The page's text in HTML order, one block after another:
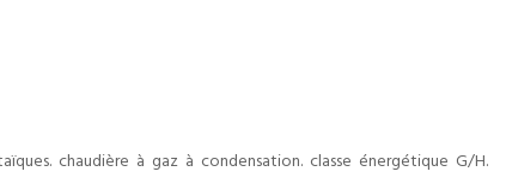
chaudière à gaz à condensation. classe énergétique G/H.